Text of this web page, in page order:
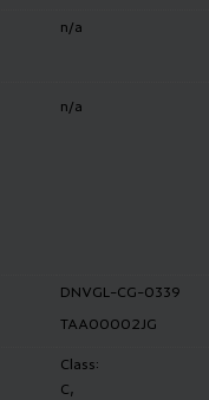
n/a
n/a
DNVGL-CG-0339
TAA00002JG
Class:
C,